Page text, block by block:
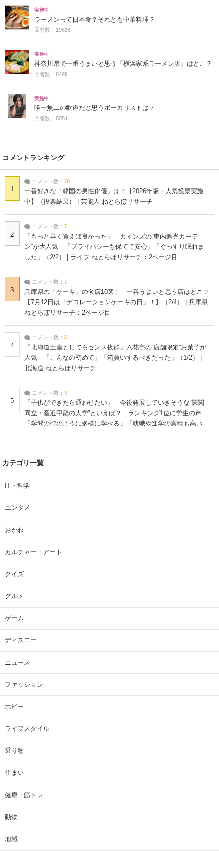
実施中
ラーメンって日本食？それとも中華料理？
回答数：19626
実施中
神奈川県で一番うまいと思う「横浜家系ラーメン店」はどこ？
回答数：8495
実施中
唯一無二の歌声だと思うボーカリストは？
回答数：8054
コメントランキング
1
コメント数： 20
一番好きな「韓国の男性俳優」は？【2026年版・人気投票実施
中】（投票結果） | 芸能人 ねとらぼリサーチ
2
コメント数： 7
「もっと早く買えば良かった」 カインズの“車内遮光カーテ
ン”が大人気 「プライバシーも保てて安心」「ぐっすり眠れま
した」（2/2） | ライフ ねとらぼリサーチ：2ページ目
3
コメント数： 7
兵庫県の「ケーキ」の名店10選！ 一番うまいと思う店はどこ？
【7月12日は「デコレーションケーキの日」！】（2/4） | 兵庫県
ねとらぼリサーチ：2ページ目
4
コメント数： 5
「北海道土産としてもセンス抜群」六花亭の“店舗限定”お菓子が
人気 「こんなの初めて」「箱買いするべきだった」（1/2） |
北海道 ねとらぼリサーチ
5
コメント数： 3
「子供ができたら通わせたい」 今後発展していきそうな“関関
同立・産近甲龍の大学”といえば？ ランキング1位に学生の声
「学問の街のように多様に学べる」「就職や進学の実績も高い」
| 大学 ねとらぼリサーチ
カテゴリ一覧
IT・科学
エンタメ
おかね
カルチャー・アート
クイズ
グルメ
ゲーム
ディズニー
ニュース
ファッション
ホビー
ライフスタイル
乗り物
住まい
健康・筋トレ
動物
地域